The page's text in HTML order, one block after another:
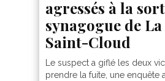
agressés à la
synagogue de
Saint-Cloud
Le suspect a giflé les deux
prendre la fuite, une enquête